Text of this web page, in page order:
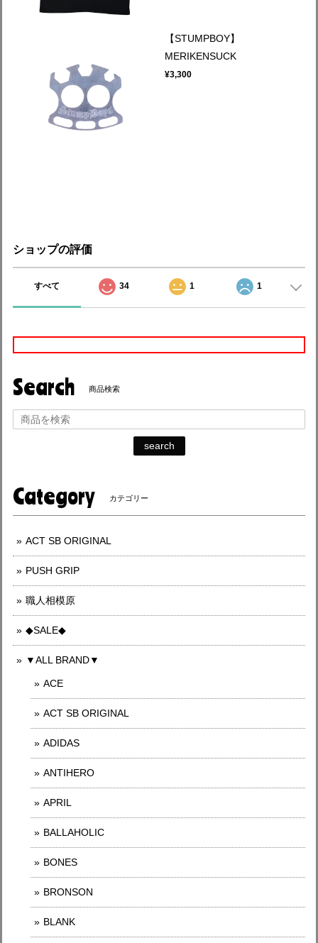
【STUMPBOY】
MERIKENSUCK
¥3,300
ショップの評価
すべて 34 1 1
Search 商品検索
search
Category カテゴリー
ACT SB ORIGINAL
PUSH GRIP
職人相模原
◆SALE◆
▼ALL BRAND▼
ACE
ACT SB ORIGINAL
ADIDAS
ANTIHERO
APRIL
BALLAHOLIC
BONES
BRONSON
BLANK